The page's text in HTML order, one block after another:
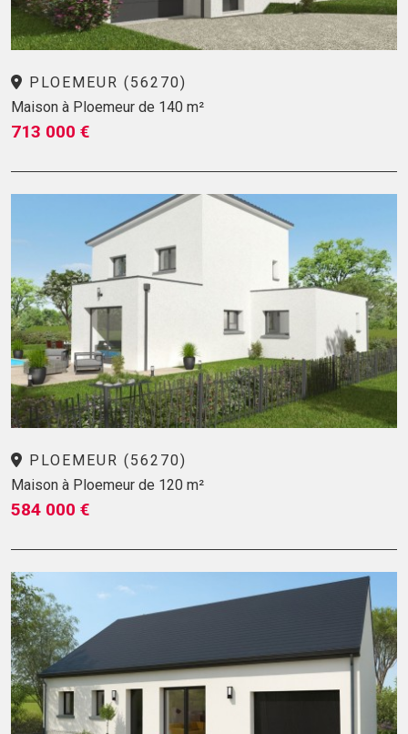
PLOEMEUR (56270)
Maison à Ploemeur de 140 m²
713 000 €
PLOEMEUR (56270)
Maison à Ploemeur de 120 m²
584 000 €